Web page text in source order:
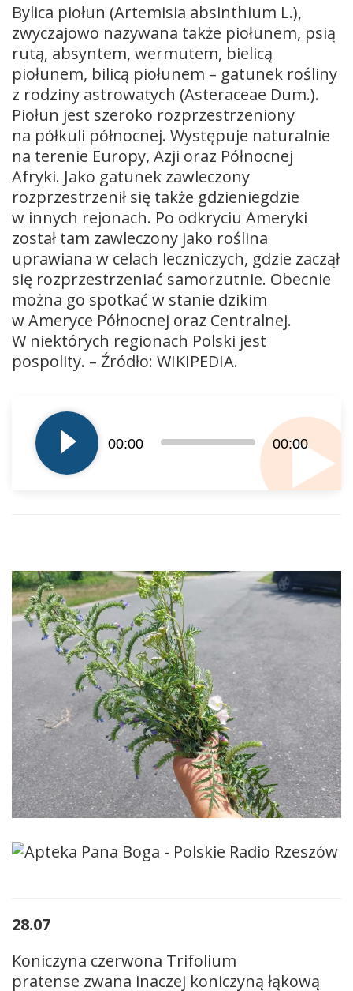
Bylica piołun (Artemisia absinthium L.),
zwyczajowo nazywana także piołunem, psią
rutą, absyntem, wermutem, bielicą
piołunem, bilicą piołunem – gatunek rośliny
z rodziny astrowatych (Asteraceae Dum.).
Piołun jest szeroko rozprzestrzeniony
na półkuli północnej. Występuje naturalnie
na terenie Europy, Azji oraz Północnej
Afryki. Jako gatunek zawleczony
rozprzestrzenił się także gdzieniegdzie
w innych rejonach. Po odkryciu Ameryki
został tam zawleczony jako roślina
uprawiana w celach leczniczych, gdzie zaczął
się rozprzestrzeniać samorzutnie. Obecnie
można go spotkać w stanie dzikim
w Ameryce Północnej oraz Centralnej.
W niektórych regionach Polski jest
pospolity. – Źródło: WIKIPEDIA.
plików
dźwiękowych
00:00 00:00
28.07
Koniczyna czerwona Trifolium
pratense zwana inaczej koniczyną łąkową